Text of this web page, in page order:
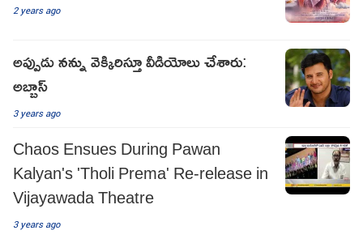
2 years ago
అప్పుడు నన్ను వెక్కిరిస్తూ వీడియోలు చేశారు:
అబ్బాస్
3 years ago
Chaos Ensues During Pawan
Kalyan's 'Tholi Prema' Re-release in
Vijayawada Theatre
3 years ago